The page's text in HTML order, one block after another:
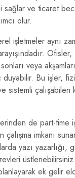
sağlar ve ticaret
olur.
işletmeler aynı
veya
Bu işler,
sistemli çalışabilen
de part-time
çalışma imkanı
yazı yazarlığı,
ek gelir